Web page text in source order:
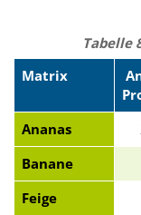
Tabelle
Matrix
Ananas
Banane
Feige